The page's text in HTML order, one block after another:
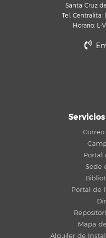
Santa Cruz
Tel.
Horario: L-
Portal
Sede
Portal de
Mapa
Alquiler de